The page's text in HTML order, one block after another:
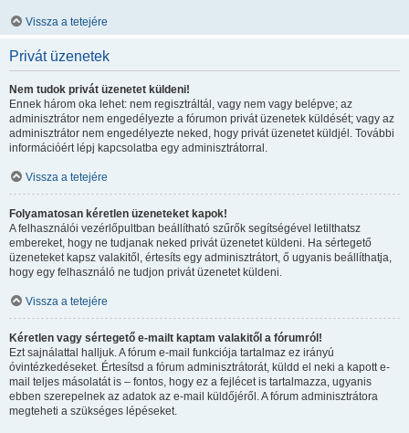
Vissza a tetejére
Privát üzenetek
Nem tudok privát üzenetet küldeni!
Ennek három oka lehet: nem regisztráltál, vagy nem vagy belépve; az
adminisztrátor nem engedélyezte a fórumon privát üzenetek küldését; vagy az
adminisztrátor nem engedélyezte neked, hogy privát üzenetet küldjél. További
információért lépj kapcsolatba egy adminisztrátorral.
Vissza a tetejére
Folyamatosan kéretlen üzeneteket kapok!
A felhasználói vezérlőpultban beállítható szűrők segítségével letilthatsz
embereket, hogy ne tudjanak neked privát üzenetet küldeni. Ha sértegető
üzeneteket kapsz valakitől, értesíts egy adminisztrátort, ő ugyanis beállíthatja,
hogy egy felhasználó ne tudjon privát üzenetet küldeni.
Vissza a tetejére
Kéretlen vagy sértegető e-mailt kaptam valakitől a fórumról!
Ezt sajnálattal halljuk. A fórum e-mail funkciója tartalmaz ez irányú
óvintézkedéseket. Értesítsd a fórum adminisztrátorát, küldd el neki a kapott e-
mail teljes másolatát is – fontos, hogy ez a fejlécet is tartalmazza, ugyanis
ebben szerepelnek az adatok az e-mail küldőjéről. A fórum adminisztrátora
megteheti a szükséges lépéseket.